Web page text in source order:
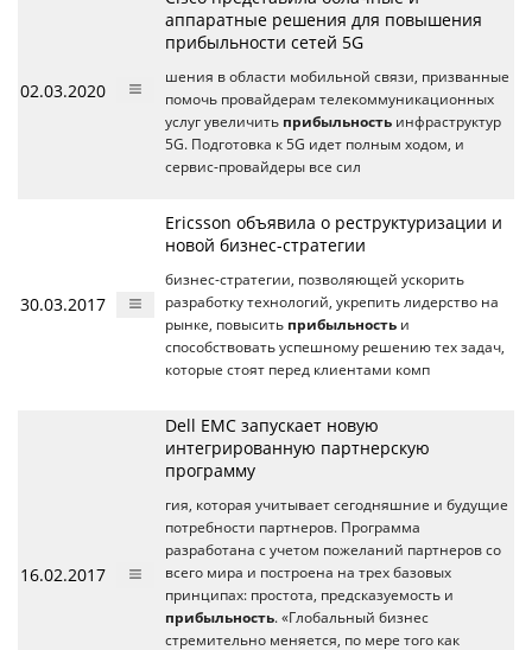
02.03.2020
аппаратные решения для повышения
прибыльности сетей 5G
шения в области мобильной связи, призванные
помочь провайдерам телекоммуникационных
услуг увеличить прибыльность инфраструктур
5G. Подготовка к 5G идет полным ходом, и
сервис-провайдеры все сил
30.03.2017
Ericsson объявила о реструктуризации и
новой бизнес-стратегии
бизнес-стратегии, позволяющей ускорить
разработку технологий, укрепить лидерство на
рынке, повысить прибыльность и
способствовать успешному решению тех задач,
которые стоят перед клиентами комп
16.02.2017
Dell EMC запускает новую
интегрированную партнерскую
программу
гия, которая учитывает сегодняшние и будущие
потребности партнеров. Программа
разработана с учетом пожеланий партнеров со
всего мира и построена на трех базовых
принципах: простота, предсказуемость и
прибыльность. «Глобальный бизнес
стремительно меняется, по мере того как